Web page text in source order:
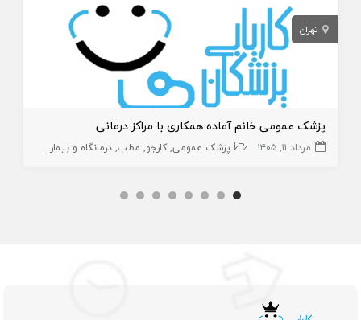
تهران
پزشک عمومی خانم آماده همکاری با مراکز درمانی
مرداد ۱۱, ۱۴۰۵ پزشک عمومی کارجو مطب درمانگاه و بیمارستان